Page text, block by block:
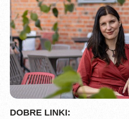
DOBRE LINKI: